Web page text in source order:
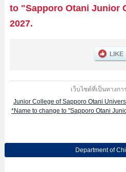
to "Sapporo Otani Junior
2027.
เว็บไซต์ที่เป็นทางกา
Junior College of Sapporo Otani
*Name to change to "Sapporo Otani
Department of